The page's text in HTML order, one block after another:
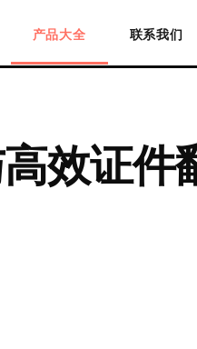
产品大全 联系我们
效证件